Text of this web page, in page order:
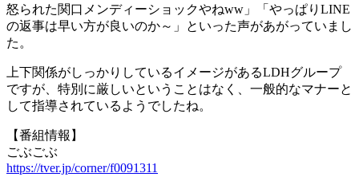
怒られた関口メンディーショックやねww」「やっぱりLINE
の返事は早い方が良いのか～」といった声があがっていまし
た。
上下関係がしっかりしているイメージがあるLDHグループ
ですが、特別に厳しいということはなく、一般的なマナーと
して指導されているようでしたね。
【番組情報】
ごぶごぶ
https://tver.jp/corner/f0091311